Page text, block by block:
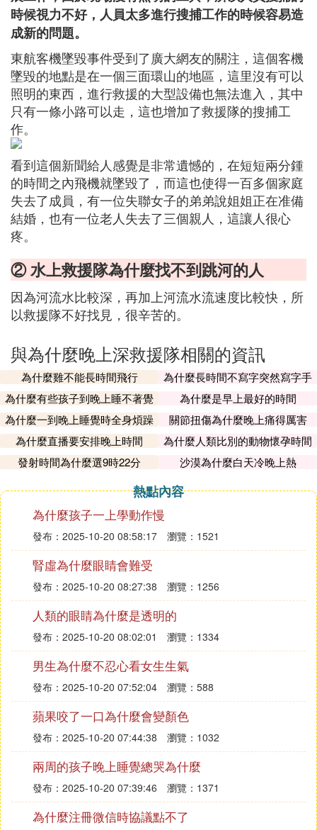
時候視力不好，人員太多進行搜捕工作的時候容易造
成新的問題。
東航客機墜毀事件受到了廣大網友的關注，這個客機
墜毀的地點是在一個三面環山的地區，這里沒有可以
照明的東西，進行救援的大型設備也無法進入，其中
只有一條小路可以走，這也增加了救援隊的搜捕工
作。
看到這個新聞給人感覺是非常遺憾的，在短短兩分鍾
的時間之內飛機就墜毀了，而這也使得一百多個家庭
失去了成員，有一位失聯女子的弟弟說姐姐正在准備
結婚，也有一位老人失去了三個親人，這讓人很心
疼。
② 水上救援隊為什麼找不到跳河的人
因為河流水比較深，再加上河流水流速度比較快，所
以救援隊不好找見，很辛苦的。
與為什麼晚上深救援隊相關的資訊
為什麼雞不能長時間飛行
為什麼長時間不寫字突然寫字手
會不習慣
為什麼有些孩子到晚上睡不著覺
為什麼是早上最好的時間
為什麼一到晚上睡覺時全身煩躁
關節扭傷為什麼晚上痛得厲害
為什麼直播要安排晚上時間
為什麼人類比別的動物懷孕時間
長
發射時間為什麼選9時22分 沙漠為什麼白天冷晚上熱
熱點內容
為什麼孩子一上學動作慢
發布：2025-10-20 08:58:17 瀏覽：1521
腎虛為什麼眼睛會難受
發布：2025-10-20 08:27:38 瀏覽：1256
人類的眼睛為什麼是透明的
發布：2025-10-20 08:02:01 瀏覽：1334
男生為什麼不忍心看女生生氣
發布：2025-10-20 07:52:04 瀏覽：588
蘋果咬了一口為什麼會變顏色
發布：2025-10-20 07:44:38 瀏覽：1032
兩周的孩子晚上睡覺總哭為什麼
發布：2025-10-20 07:39:46 瀏覽：1371
為什麼注冊微信時協議點不了